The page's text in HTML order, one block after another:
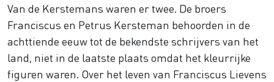
Van de Kerstemans waren er twee. De broers
Franciscus en Petrus Kersteman behoorden in de
achttiende eeuw tot de bekendste schrijvers van het
land, niet in de laatste plaats omdat het kleurrijke
figuren waren. Over het leven van Franciscus Lievens